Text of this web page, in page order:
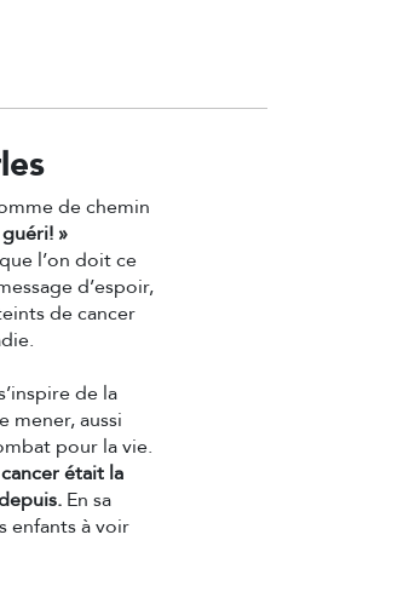
de chemin
»
l’on doit ce
d’espoir,
de cancer
de la
mener, aussi
pour la vie.
était la
En sa
enfants à voir